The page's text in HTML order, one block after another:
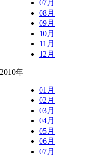
07月
08月
09月
10月
11月
12月
2010年
01月
02月
03月
04月
05月
06月
07月